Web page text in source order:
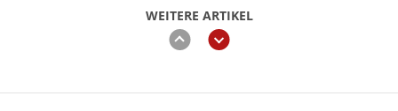
WEITERE ARTIKEL
zurückweiter